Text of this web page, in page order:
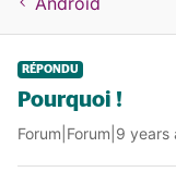
RÉPONDU
Pourquoi !
Forum|Forum|9 years